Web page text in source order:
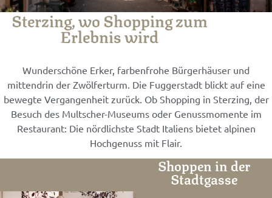
Sterzing, wo Shopping zum
Erlebnis wird
Wunderschöne Erker, farbenfrohe Bürgerhäuser und
mittendrin der Zwölferturm. Die Fuggerstadt blickt auf eine
bewegte Vergangenheit zurück. Ob Shopping in Sterzing, der
Besuch des Multscher-Museums oder Genussmomente im
Restaurant: Die nördlichste Stadt Italiens bietet alpinen
Hochgenuss mit Flair.
Shoppen in der
Stadtgasse